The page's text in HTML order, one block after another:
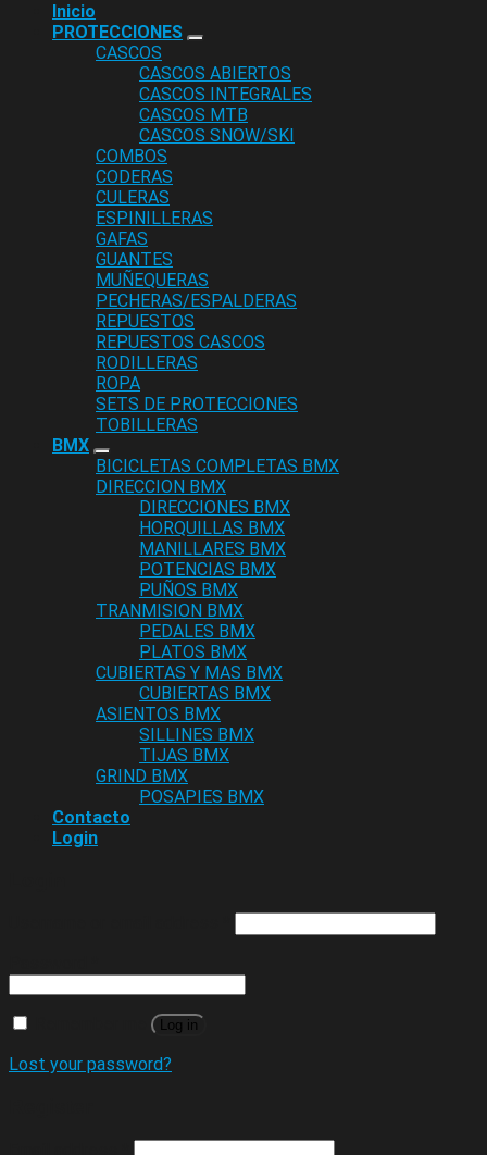
Inicio
PROTECCIONES
CASCOS
CASCOS ABIERTOS
CASCOS INTEGRALES
CASCOS MTB
CASCOS SNOW/SKI
COMBOS
CODERAS
CULERAS
ESPINILLERAS
GAFAS
GUANTES
MUÑEQUERAS
PECHERAS/ESPALDERAS
REPUESTOS
REPUESTOS CASCOS
RODILLERAS
ROPA
SETS DE PROTECCIONES
TOBILLERAS
BMX
BICICLETAS COMPLETAS BMX
DIRECCION BMX
DIRECCIONES BMX
HORQUILLAS BMX
MANILLARES BMX
POTENCIAS BMX
PUÑOS BMX
TRANMISION BMX
PEDALES BMX
PLATOS BMX
CUBIERTAS Y MAS BMX
CUBIERTAS BMX
ASIENTOS BMX
SILLINES BMX
TIJAS BMX
GRIND BMX
POSAPIES BMX
Contacto
Login
Log in
Lost your password?